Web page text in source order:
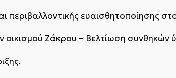
ευαισθητοποίησης
Ζάκρου – Βελτίωση συνθηκών